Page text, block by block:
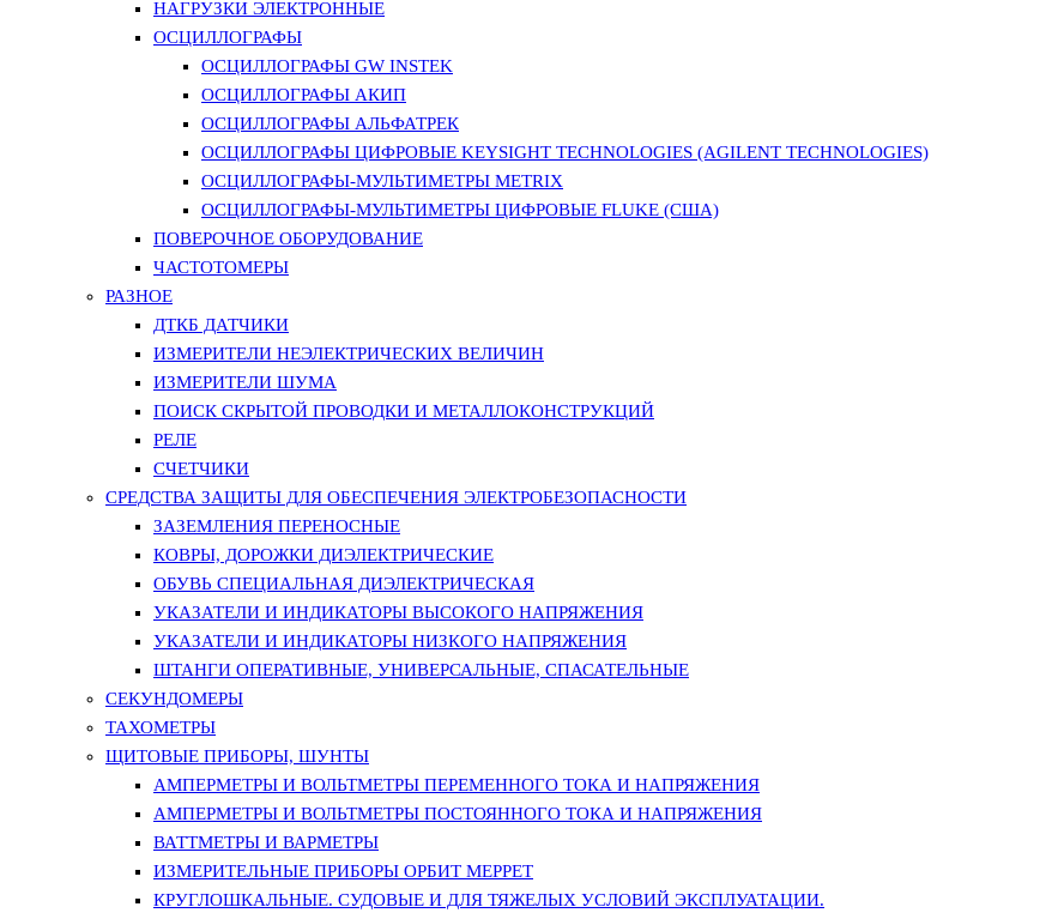
НАГРУЗКИ ЭЛЕКТРОННЫЕ
ОСЦИЛЛОГРАФЫ
ОСЦИЛЛОГРАФЫ GW INSTEK
ОСЦИЛЛОГРАФЫ АКИП
ОСЦИЛЛОГРАФЫ АЛЬФАТРЕК
ОСЦИЛЛОГРАФЫ ЦИФРОВЫЕ KEYSIGHT TECHNOLOGIES (AGILENT TECHNOLOGIES)
ОСЦИЛЛОГРАФЫ-МУЛЬТИМЕТРЫ METRIX
ОСЦИЛЛОГРАФЫ-МУЛЬТИМЕТРЫ ЦИФРОВЫЕ FLUKE (США)
ПОВЕРОЧНОЕ ОБОРУДОВАНИЕ
ЧАСТОТОМЕРЫ
РАЗНОЕ
ДТКБ ДАТЧИКИ
ИЗМЕРИТЕЛИ НЕЭЛЕКТРИЧЕСКИХ ВЕЛИЧИН
ИЗМЕРИТЕЛИ ШУМА
ПОИСК СКРЫТОЙ ПРОВОДКИ И МЕТАЛЛОКОНСТРУКЦИЙ
РЕЛЕ
СЧЕТЧИКИ
СРЕДСТВА ЗАЩИТЫ ДЛЯ ОБЕСПЕЧЕНИЯ ЭЛЕКТРОБЕЗОПАСНОСТИ
ЗАЗЕМЛЕНИЯ ПЕРЕНОСНЫЕ
КОВРЫ, ДОРОЖКИ ДИЭЛЕКТРИЧЕСКИЕ
ОБУВЬ СПЕЦИАЛЬНАЯ ДИЭЛЕКТРИЧЕСКАЯ
УКАЗАТЕЛИ И ИНДИКАТОРЫ ВЫСОКОГО НАПРЯЖЕНИЯ
УКАЗАТЕЛИ И ИНДИКАТОРЫ НИЗКОГО НАПРЯЖЕНИЯ
ШТАНГИ ОПЕРАТИВНЫЕ, УНИВЕРСАЛЬНЫЕ, СПАСАТЕЛЬНЫЕ
СЕКУНДОМЕРЫ
ТАХОМЕТРЫ
ЩИТОВЫЕ ПРИБОРЫ, ШУНТЫ
АМПЕРМЕТРЫ И ВОЛЬТМЕТРЫ ПЕРЕМЕННОГО ТОКА И НАПРЯЖЕНИЯ
АМПЕРМЕТРЫ И ВОЛЬТМЕТРЫ ПОСТОЯННОГО ТОКА И НАПРЯЖЕНИЯ
ВАТТМЕТРЫ И ВАРМЕТРЫ
ИЗМЕРИТЕЛЬНЫЕ ПРИБОРЫ ОРБИТ МЕРРЕТ
КРУГЛОШКАЛЬНЫЕ. СУДОВЫЕ И ДЛЯ ТЯЖЕЛЫХ УСЛОВИЙ ЭКСПЛУАТАЦИИ.